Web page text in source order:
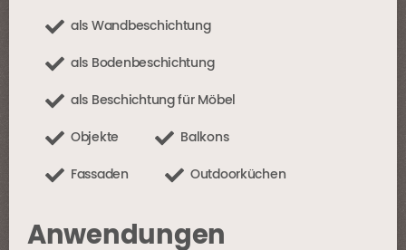
als Wandbeschichtung
als Bodenbeschichtung
als Beschichtung für Möbel
Objekte Balkons
Fassaden Outdoorküchen
Anwendungen